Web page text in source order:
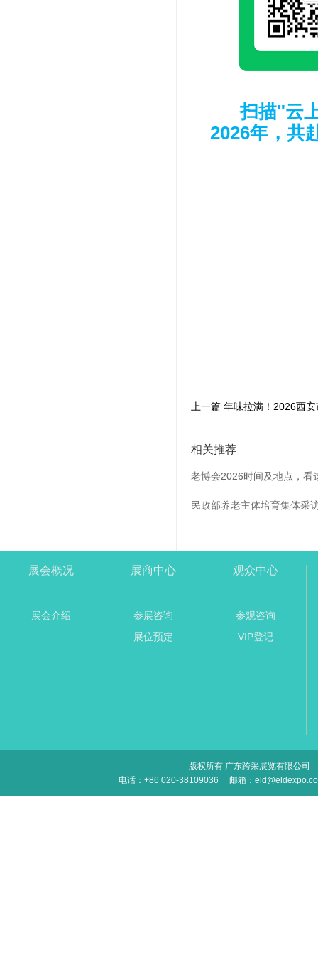
扫描"云
2026年，共
相关推荐
老博会2026时间及地点，看
展会概况
展会介绍
展商中心
参展咨询
展位预定
观众中心
参观咨询
VIP登记
版权所有 广东跨采展览有限公司
电话：+86 020-38109036
邮箱：